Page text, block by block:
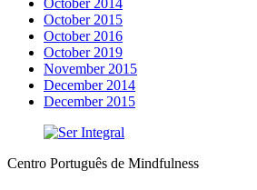
October 2014
October 2015
October 2016
October 2019
November 2015
December 2014
December 2015
Centro Português de Mindfulness